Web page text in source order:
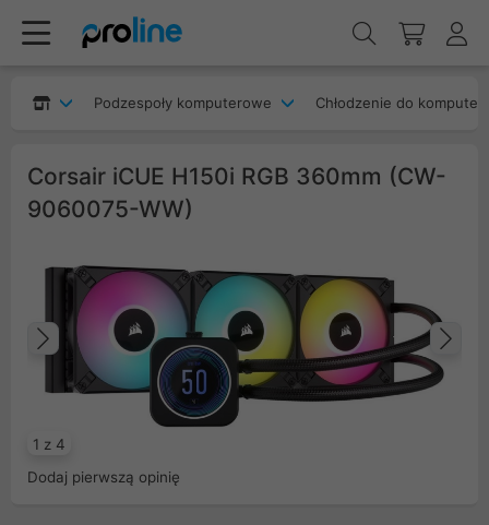
Podzespoły komputerowe Chłodzenie do
Corsair iCUE H150i RGB 360mm (CW-
9060075-WW)
1 z 4
Poprzedni
Dodaj pierwszą opinię